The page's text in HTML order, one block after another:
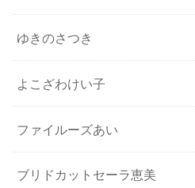
ゆきのさつき
よこざわけい子
ファイルーズあい
ブリドカットセーラ恵美